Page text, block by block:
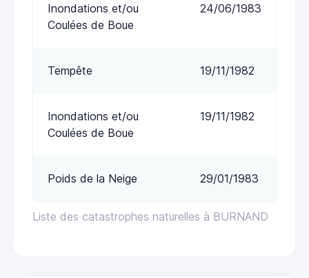
Liste des catastrophes naturelles à BURNAND
Inondations et/ou
Coulées de Boue
24/06/1983
Tempête 19/11/1982
Inondations et/ou
Coulées de Boue
19/11/1982
Poids de la Neige 29/01/1983